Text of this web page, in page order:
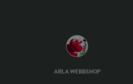
ARLA WEBBSHOP